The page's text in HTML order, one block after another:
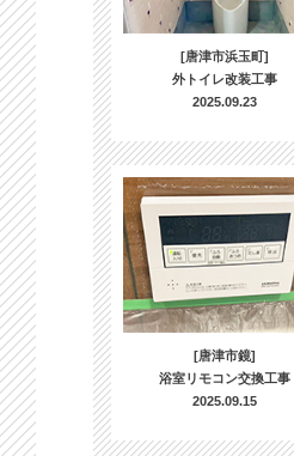
[唐津市浜玉町]
外トイレ改装工事
2025.09.23
[唐津市鏡]
浴室リモコン交換工事
2025.09.15